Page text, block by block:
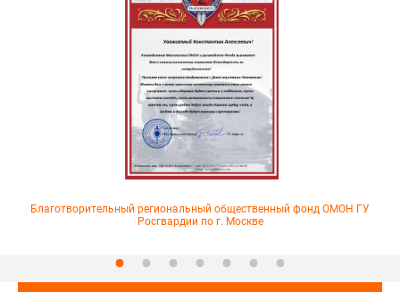
Благотворительный региональный общественный фонд ОМОН ГУ
Росгвардии по г. Москве